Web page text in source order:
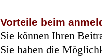
Vorteile beim
Sie können Ihren
Sie haben die